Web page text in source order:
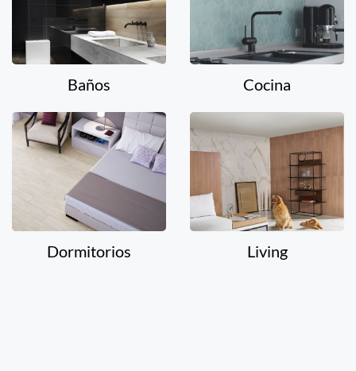
Baños Cocina
Dormitorios Living